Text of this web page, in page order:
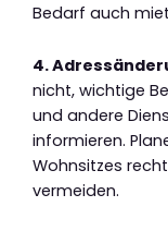
Bedarf auch
4.
nicht, wichtige
und andere
informieren.
Wohnsitzes
vermeiden.